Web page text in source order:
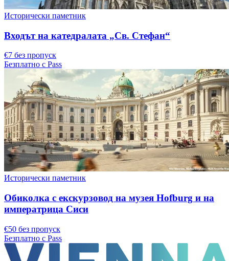
Исторически паметник
Входът на катедралата „Св. Стефан“
€7 без пропуск
Безплатно с Pass
Исторически паметник
Обиколка с екскурзовод на музея Hofburg и на
императрица Сиси
€50 без пропуск
Безплатно с Pass